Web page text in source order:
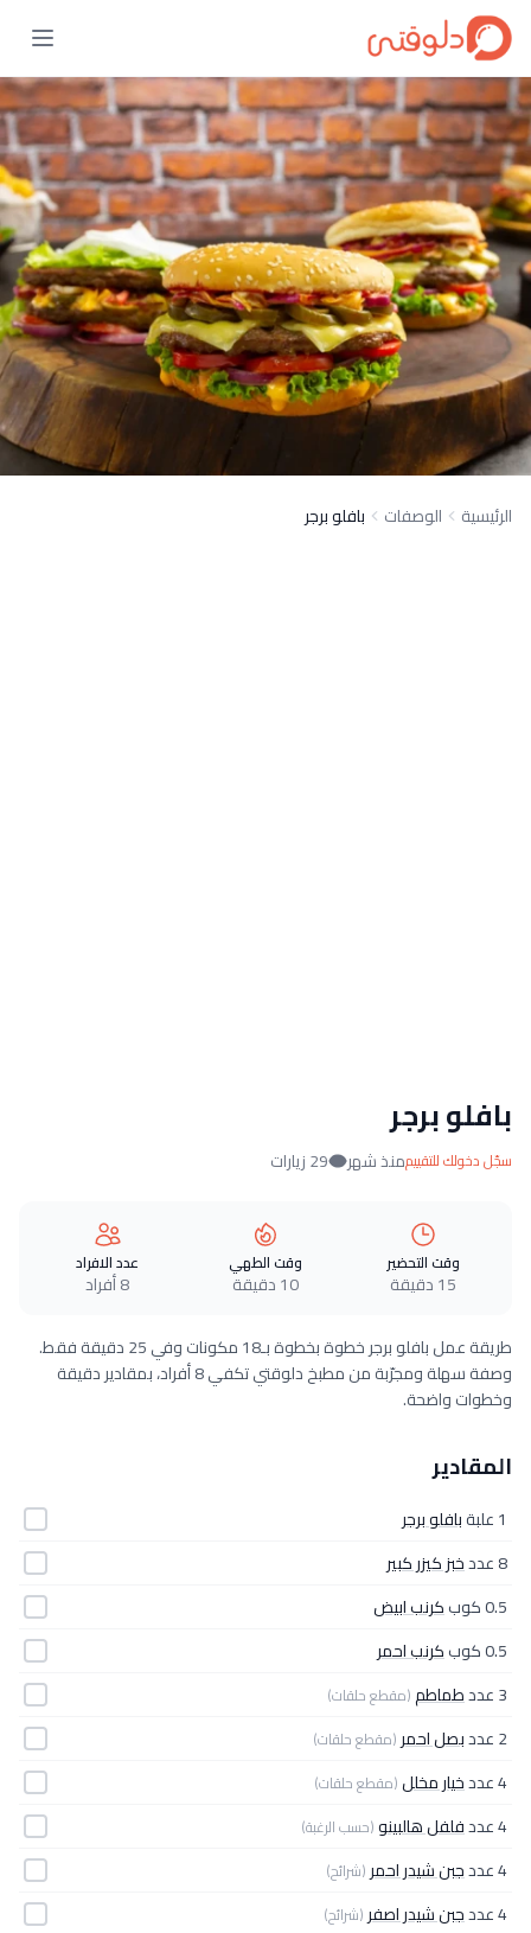
الرئيسية الوصفات بافلو برجر
بافلو برجر
سجّل دخولك للتقييممنذ شهر 29 زيارات
وقت التحضير
15 دقيقة
وقت الطهي
10 دقيقة
عدد الافراد
8 أفراد
طريقة عمل بافلو برجر خطوة بخطوة بـ18 مكونات وفي 25 دقيقة فقط.
وصفة سهلة ومجرّبة من مطبخ دلوقتي تكفي 8 أفراد، بمقادير دقيقة
وخطوات واضحة.
المقادير
1 علبة
بافلو برجر
8 عدد
خبز كيزر كبير
0.5 كوب
كرنب ابيض
0.5 كوب
كرنب احمر
3 عدد
طماطم(مقطع حلقات)
2 عدد بصل احمر (مقطع حلقات)
4 عدد خيار مخلل(مقطع حلقات)
4 عدد فلفل هالبينو(حسب الرغبة)
4 عدد جبن شيدر احمر (شرائح)
4 عدد جبن شيدر اصفر (شرائح)